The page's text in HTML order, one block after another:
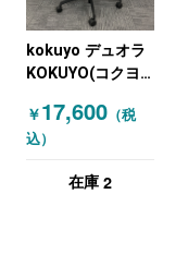
kokuyo デュオラ
KOKUYO(コクヨ)
無しチェア ネイビ
ー
￥17,600（税
込）
在庫 2